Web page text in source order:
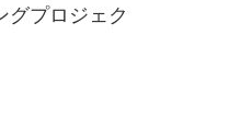
グプロジェク